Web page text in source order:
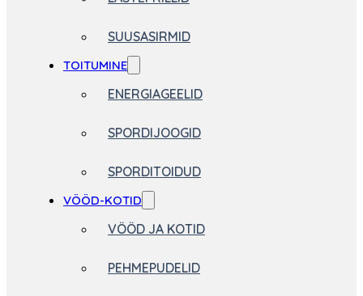
SUUSASIRMID
TOITUMINE
ENERGIAGEELID
SPORDIJOOGID
SPORDITOIDUD
VÖÖD-KOTID
VÖÖD JA KOTID
PEHMEPUDELID